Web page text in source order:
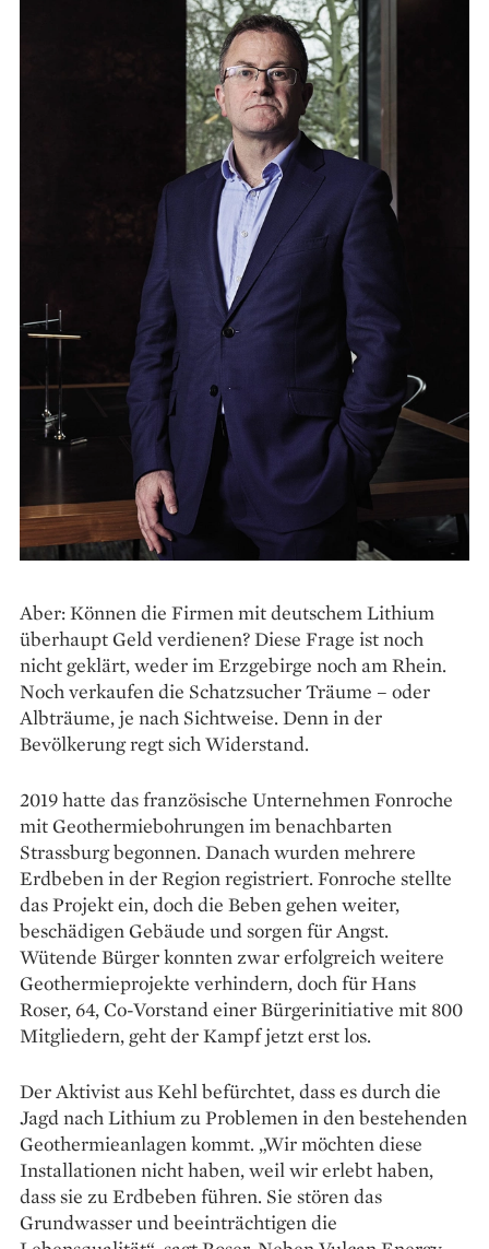
Aber: Können die Firmen mit deutschem Lithium
überhaupt Geld verdienen? Diese Frage ist noch
nicht geklärt, weder im Erzgebirge noch am Rhein.
Noch verkaufen die Schatzsucher Träume – oder
Albträume, je nach Sichtweise. Denn in der
Bevölkerung regt sich Widerstand.
2019 hatte das französische Unternehmen Fonroche
mit Geothermiebohrungen im be­nachbarten
Strassburg begonnen. Danach wurden mehrere
Erdbeben in der Region registriert. Fonroche stellte
das Projekt ein, doch die Beben gehen weiter,
beschädigen Gebäude und sorgen für Angst.
Wütende Bürger konnten zwar erfolgreich weitere
Geothermieprojekte verhindern, doch für Hans
Roser, 64, Co-Vorstand einer Bürgerinitiative mit 800
Mitgliedern, geht der Kampf jetzt erst los.
Der Aktivist aus Kehl befürchtet, dass es durch die
Jagd nach Lithium zu Problemen in den bestehenden
Geo­thermieanlagen kommt. „Wir möchten diese
Installationen nicht haben, weil wir erlebt haben,
dass sie zu Erdbeben führen. Sie stören das
Grundwasser und beeinträchtigen die